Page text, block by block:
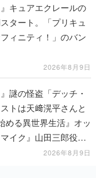
キュアエクレールの
タート。「プリキュ
ィニティ！」のバン
2026年8月9日
謎の怪盗「デッチ・
トは天﨑滉平さんと
める異世界生活』オッ
イク』山田三郎役な
2026年8月9日